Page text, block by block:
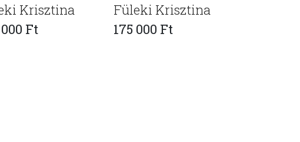
Krisztina
Ft
Füleki Krisztina
175 000 Ft